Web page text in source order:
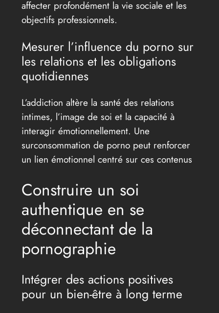
affecter profondément la vie sociale et les
objectifs professionnels.
Mesurer l’influence du porno sur
les relations et les obligations
quotidiennes
L’addiction altère la santé des relations
intimes, l’image de soi et la capacité à
interagir émotionnellement. Une
surconsommation de porno peut renforcer
un lien émotionnel centré sur ces contenus
Construire un soi
authentique en se
déconnectant de la
pornographie
Intégrer des actions positives
pour un bien-être à long terme